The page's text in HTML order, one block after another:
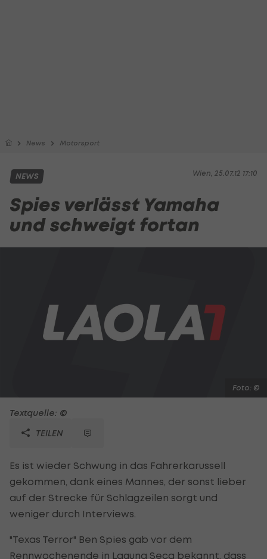
News Motorsport
Wien, 25.07.12 17:10
NEWS
Spies verlässt Yamaha
und schweigt fortan
Foto: ©
Textquelle: ©
TEILEN
Es ist wieder Schwung in das Fahrerkarussell
gekommen, dank eines Mannes, der sonst lieber
auf der Strecke für Schlagzeilen sorgt und
weniger durch Interviews.
"Texas Terror" Ben Spies gab vor dem
Rennwochenende in Laguna Seca bekannt, dass